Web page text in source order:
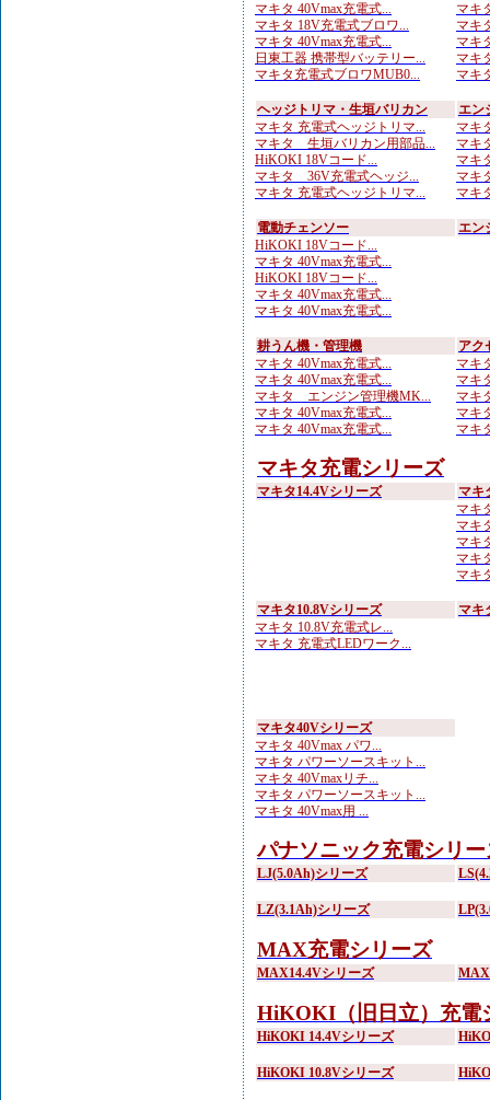
マキタ 40Vmax充電式...
マキタ 18V充電式ブロワ...
マキタ 40Vmax充電式...
日東工器 携帯型バッテリー...
マキタ充電式ブロワMUB0...
マキ
マキ
マキ
マキ
マキ
ヘッジトリマ・生垣バリカン
マキタ 充電式ヘッジトリマ...
マキタ 生垣バリカン用部品...
HiKOKI 18Vコード...
マキタ 36V充電式ヘッジ...
マキタ 充電式ヘッジトリマ...
エン
マキ
マキ
マキ
マキ
マキ
電動チェンソー
HiKOKI 18Vコード...
マキタ 40Vmax充電式...
HiKOKI 18Vコード...
マキタ 40Vmax充電式...
マキタ 40Vmax充電式...
エン
耕うん機・管理機
マキタ 40Vmax充電式...
マキタ 40Vmax充電式...
マキタ エンジン管理機MK...
マキタ 40Vmax充電式...
マキタ 40Vmax充電式...
アク
マキ
マキ
マキ
マキ
マキ
マキタ充電シリーズ
マキタ14.4Vシリーズ
マキ
マキ
マキ
マキ
マキ
マキ
マキタ10.8Vシリーズ
マキタ 10.8V充電式レ...
マキタ 充電式LEDワーク...
マキ
マキタ40Vシリーズ
マキタ 40Vmax パワ...
マキタ パワーソースキット...
マキタ 40Vmaxリチ...
マキタ パワーソースキット...
マキタ 40Vmax用 ...
パナソニック充電シリー
LJ(5.0Ah)シリーズ
LZ(3.1Ah)シリーズ
MAX充電シリーズ
MAX14.4Vシリーズ
HiKOKI（旧日立）充電
HiKOKI 14.4Vシリーズ
HiKOKI 10.8Vシリーズ